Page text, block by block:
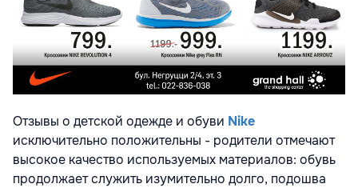
Отзывы о детской одежде и обуви Nike
исключительно положительны - родители отмечают
высокое качество используемых материалов: обувь
продолжает служить изумительно долго, подошва